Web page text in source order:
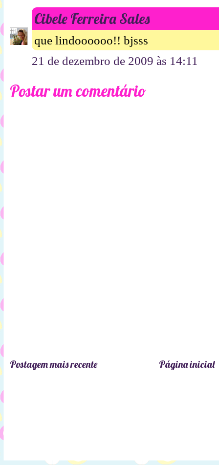
Cibele Ferreira Sales
que lindoooooo!! bjsss
21 de dezembro de 2009 às 14:11
Postar um comentário
Postagem mais recente Página inicial